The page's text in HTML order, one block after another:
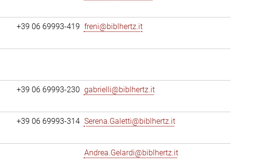
+39 06 69993-419 freni@biblhertz.it
+39 06 69993-230 gabrielli@biblhertz.it
+39 06 69993-314 Serena.Galetti@biblhertz.it
Andrea.Gelardi@biblhertz.it